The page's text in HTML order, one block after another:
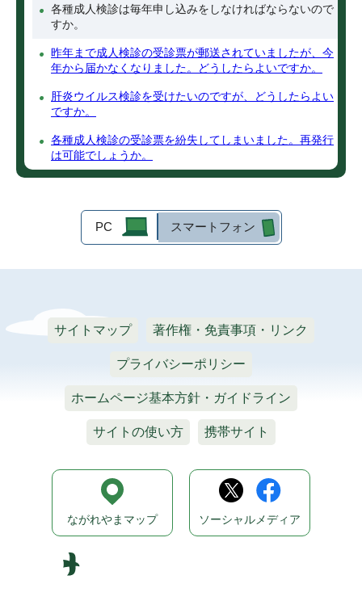
各種成人検診は毎年申し込みをしなければならないので
すか。
昨年まで成人検診の受診票が郵送されていましたが、今
年から届かなくなりました。どうしたらよいですか。
肝炎ウイルス検診を受けたいのですが、どうしたらよい
ですか。
各種成人検診の受診票を紛失してしまいました。再発行
は可能でしょうか。
PC スマートフォン
サイトマップ 著作権・免責事項・リンク
プライバシーポリシー
ホームページ基本方針・ガイドライン
サイトの使い方 携帯サイト
ながれやまマップ ソーシャルメディア